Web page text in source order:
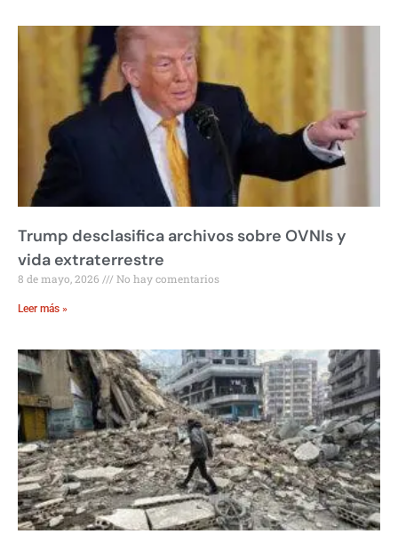
Trump desclasifica archivos sobre OVNIs y
vida extraterrestre
8 de mayo, 2026 No hay comentarios
Leer más »